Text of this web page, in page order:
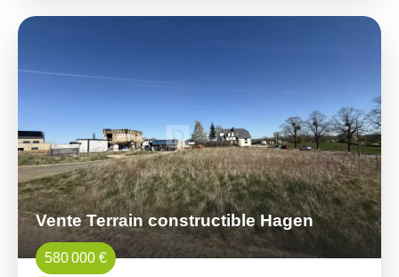
Vente Terrain constructible Hagen
580 000 €